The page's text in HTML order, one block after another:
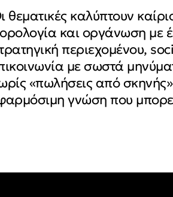
θεματικές καλύπτουν
και οργάνωση με
περιεχομένου,
με σωστά
«πωλήσεις από
γνώση που